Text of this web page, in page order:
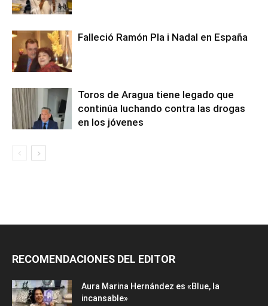
Falleció Ramón Pla i Nadal en España
Toros de Aragua tiene legado que
continúa luchando contra las drogas
en los jóvenes
RECOMENDACIONES DEL EDITOR
Aura Marina Hernández es «Blue, la
incansable»